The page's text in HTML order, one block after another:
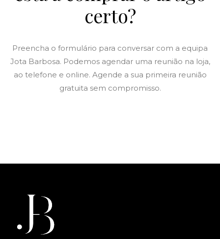
certo?
Preencha o formulário para conversar com a equipa
Jota Barbosa. Podemos agendar uma reunião na loja,
ao telefone e online. Agende a sua primeira reunião
gratuita sem compromisso.